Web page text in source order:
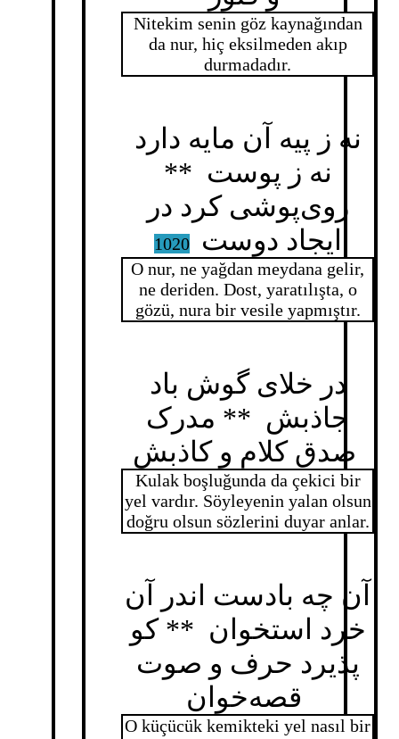
Nitekim senin göz kaynağından
da nur, hiç eksilmeden akıp
durmadadır.
نه ز پیه آن مایه دارد
نه ز پوست **
روی‌پوشی کرد در
ایجاد دوست
1020
O nur, ne yağdan meydana gelir,
ne deriden. Dost, yaratılışta, o
gözü, nura bir vesile yapmıştır.
در خلای گوش باد
جاذبش ** مدرک
Kulak boşluğunda da çekici bir
yel vardır. Söyleyenin yalan olsun
doğru olsun sözlerini duyar anlar.
آن چه بادست اندر آن
خرد استخوان ** کو
پذیرد حرف و صوت
O küçücük kemikteki yel nasıl bir